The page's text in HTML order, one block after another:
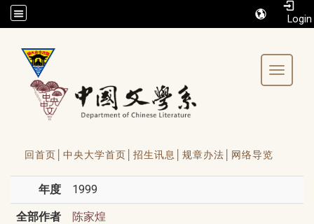
/accesskey"" title="Toolbar">:::
Toggle
回首页│ 中央大学首页│ 招生讯息│ 规章办法│ 网络导览
年度 1999
全部作者 陈家煌